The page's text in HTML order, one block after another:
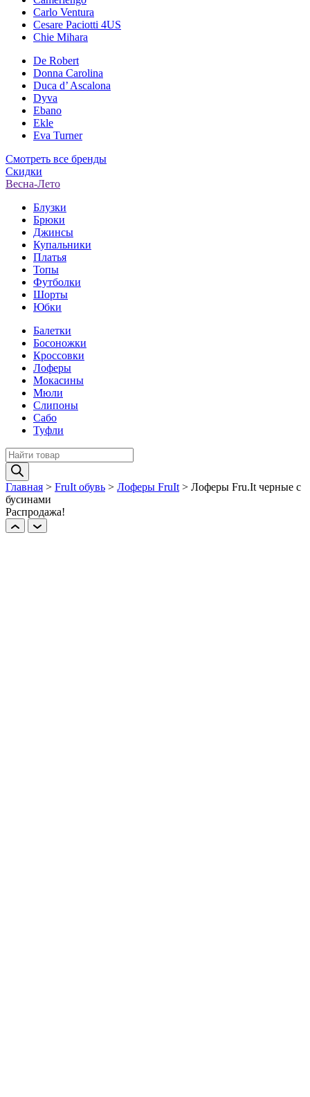
Carlo Ventura
Cesare Paciotti 4US
Chie Mihara
De Robert
Donna Carolina
Duca d’ Ascalona
Dyva
Ebano
Ekle
Eva Turner
Смотреть все бренды
Скидки
Весна-Лето
Блузки
Брюки
Джинсы
Купальники
Платья
Топы
Футболки
Шорты
Юбки
Балетки
Босоножки
Кроссовки
Лоферы
Мокасины
Мюли
Слипоны
Сабо
Туфли
Поиск
товаров
Главная > FruIt обувь > Лоферы FruIt > Лоферы Fru.It черные с
бусинами
Распродажа!